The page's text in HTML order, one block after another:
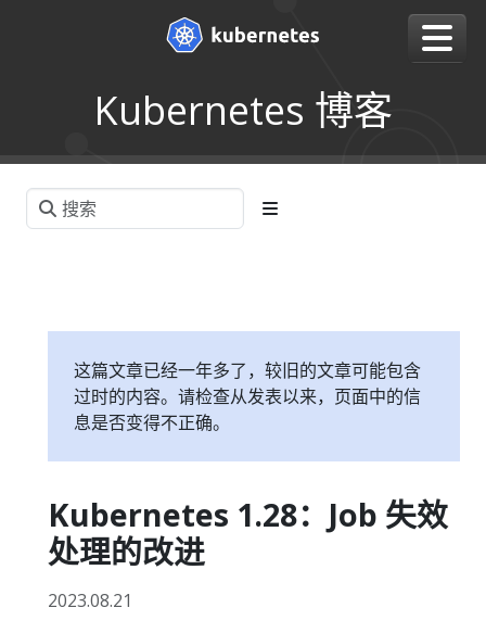
Kubernetes 博客
这篇文章已经一年多了，较旧的文章可能包含
过时的内容。请检查从发表以来，页面中的信
息是否变得不正确。
Kubernetes 1.28：Job 失效
处理的改进
2023.08.21